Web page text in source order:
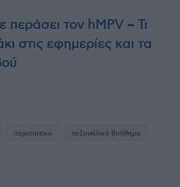
περάσει τον hMPV – Τι
στις εφημερίες και τα
περιστατικό σεξουαλικό βοήθημα